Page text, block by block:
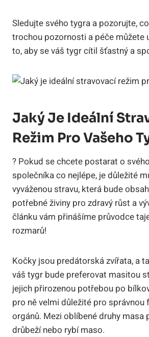
Sledujte svého‌ tygra a pozorujte,
trochou pozornosti‍ a⁢ péče můžete
to, aby‌ se váš tygr cítil šťastný ⁢a
Jaký‌ Je‍ Ideální
Režim Pro Vašeho
?‌ Pokud se chcete postarat o
společníka ‍co nejlépe, je důležité
vyváženou stravu, která⁢ bude
potřebné ​živiny ‌pro zdravý růst ‍a
článku vám přinášíme průvodce⁢
rozmarů!
Kočky ⁣jsou predátorská zvířata, a
váš tygr bude ​preferovat masitou
jejich přirozenou potřebou po
pro ně velmi‍ důležité pro správnou
orgánů. Mezi oblíbené druhy masa
drůbeží nebo rybí maso.